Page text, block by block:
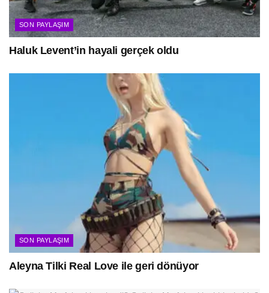
SON PAYLAŞIM
Haluk Levent’in hayali gerçek oldu
SON PAYLAŞIM
Aleyna Tilki Real Love ile geri dönüyor